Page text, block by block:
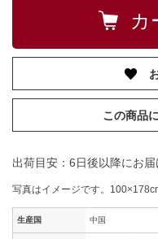
この商品
出荷目安：6日後以降にお届
写真はイメージです。
生産国 中国